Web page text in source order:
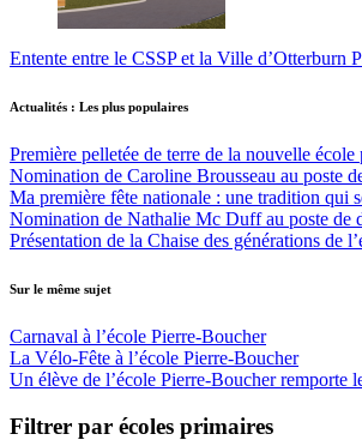
Entente entre le CSSP et la Ville d’Otterburn
Actualités : Les plus populaires
Première pelletée de terre de la nouvelle
Nomination de Caroline Brousseau au poste
Ma première fête nationale : une tradition qui
Nomination de Nathalie Mc Duff au poste de
Présentation de la Chaise des générations de
Sur le même sujet
Carnaval à l’école Pierre-Boucher
La Vélo-Fête à l’école Pierre-Boucher
Un élève de l’école Pierre-Boucher remporte
Filtrer par écoles primaires